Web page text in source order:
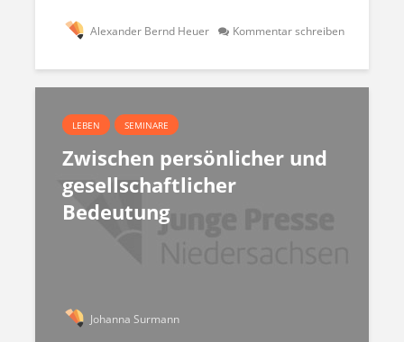
Alexander Bernd Heuer Kommentar schreiben
LEBEN SEMINARE
Zwischen persönlicher und
gesellschaftlicher
Bedeutung
Johanna Surmann